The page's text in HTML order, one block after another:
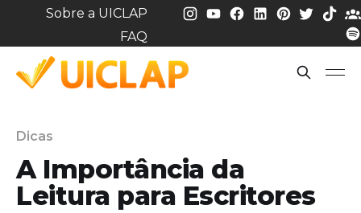
Sobre a UICLAP
FAQ
Dicas
A Importância da
Leitura para Escritores